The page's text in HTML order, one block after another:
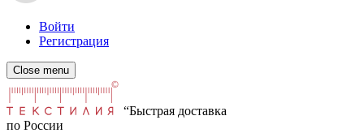
Войти
Регистрация
Close menu
“Быстрая доставка
по России